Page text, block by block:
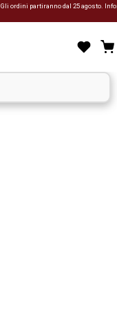
. Gli ordini partiranno dal 25 agosto. Info: